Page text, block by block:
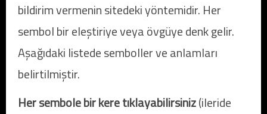
bildirim vermenin sitedeki yöntemidir. Her
sembol bir eleştiriye veya övgüye denk gelir.
Aşağıdaki listede semboller ve anlamları
belirtilmiştir.
Her sembole bir kere tıklayabilirsiniz(ileride